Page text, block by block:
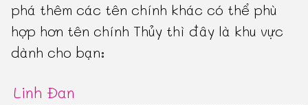
phá thêm các tên chính khác có thể phù
hợp hơn tên chính Thủy thì đây là khu vực
dành cho bạn:
Linh Đan